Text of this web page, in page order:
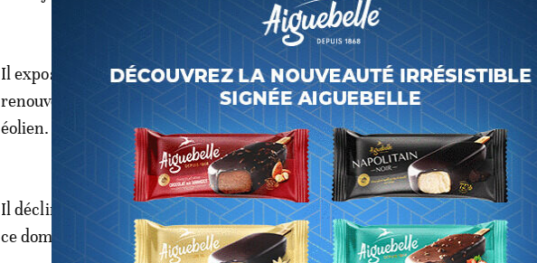
Il expose aussi la large expérience du Maroc dans le domaine des énergies
renouvelables, le royaume s'étant désormais doté d'un immense parc
éolien.
Il décline aussi les grands objectifs du Maroc visant à consolider les acquis
ce domaine hautement stratégique.